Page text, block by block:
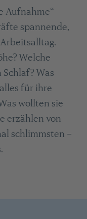
Aufnahme“
spannende,
Welche
Was
für ihre
wollten sie
erzählen von
schlimmsten –